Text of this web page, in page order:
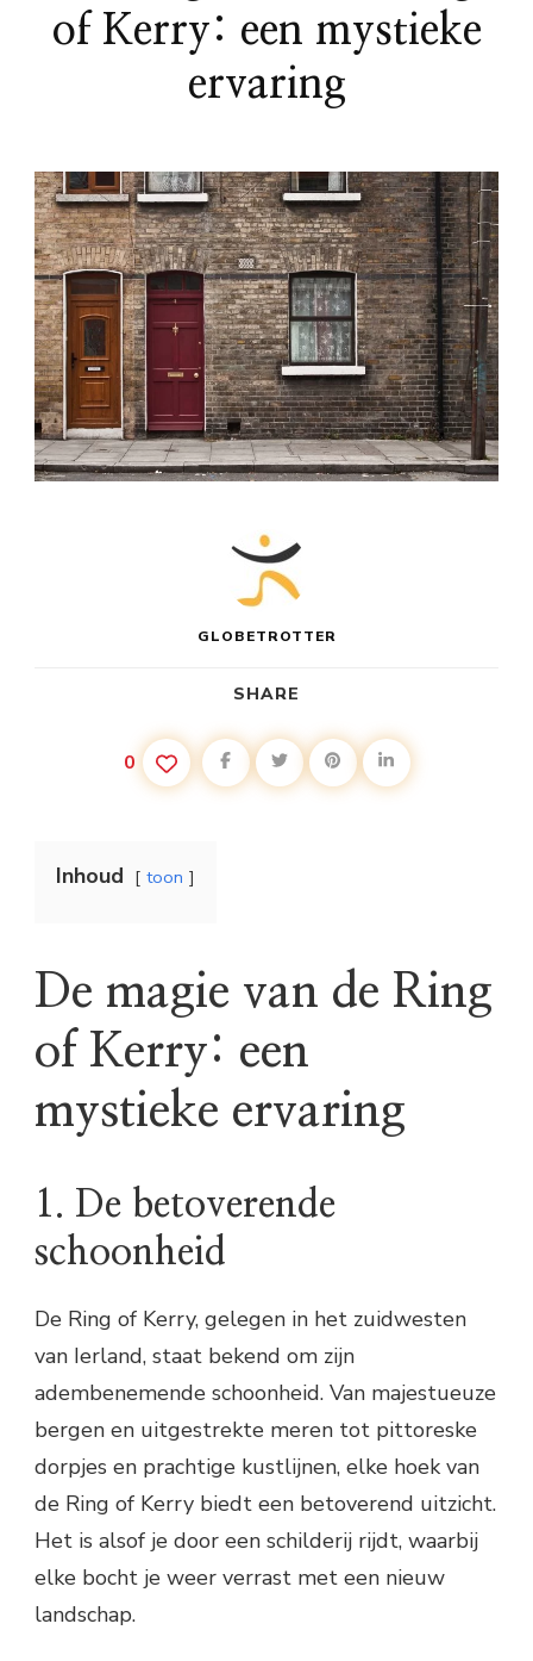
of Kerry: een mystieke
ervaring
GLOBETROTTER
SHARE
0
Inhoud toon
De magie van de Ring
of Kerry: een
mystieke ervaring
1. De betoverende
schoonheid
De Ring of Kerry, gelegen in het zuidwesten
van Ierland, staat bekend om zijn
adembenemende schoonheid. Van majestueuze
bergen en uitgestrekte meren tot pittoreske
dorpjes en prachtige kustlijnen, elke hoek van
de Ring of Kerry biedt een betoverend uitzicht.
Het is alsof je door een schilderij rijdt, waarbij
elke bocht je weer verrast met een nieuw
landschap.